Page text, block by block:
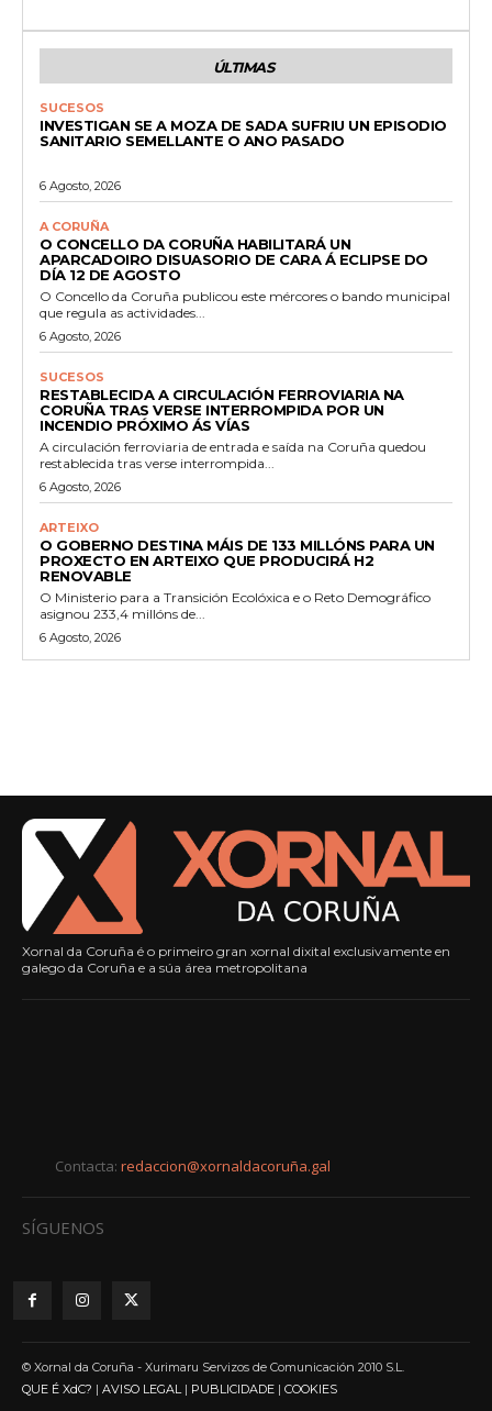
ÚLTIMAS
SUCESOS
INVESTIGAN SE A MOZA DE SADA SUFRIU UN EPISODIO
SANITARIO SEMELLANTE O ANO PASADO
6 Agosto, 2026
A CORUÑA
O CONCELLO DA CORUÑA HABILITARÁ UN
APARCADOIRO DISUASORIO DE CARA Á ECLIPSE DO
DÍA 12 DE AGOSTO
O Concello da Coruña publicou este mércores o bando municipal
que regula as actividades...
6 Agosto, 2026
SUCESOS
RESTABLECIDA A CIRCULACIÓN FERROVIARIA NA
CORUÑA TRAS VERSE INTERROMPIDA POR UN
INCENDIO PRÓXIMO ÁS VÍAS
A circulación ferroviaria de entrada e saída na Coruña quedou
restablecida tras verse interrompida...
6 Agosto, 2026
ARTEIXO
O GOBERNO DESTINA MÁIS DE 133 MILLÓNS PARA UN
PROXECTO EN ARTEIXO QUE PRODUCIRÁ H2
RENOVABLE
O Ministerio para a Transición Ecolóxica e o Reto Demográfico
asignou 233,4 millóns de...
6 Agosto, 2026
Xornal da Coruña é o primeiro gran xornal dixital exclusivamente en
galego da Coruña e a súa área metropolitana
Contacta: redaccion@xornaldacoruña.gal
SÍGUENOS
© Xornal da Coruña - Xurimaru Servizos de Comunicación 2010 S.L.
QUE É XdC? | AVISO LEGAL | PUBLICIDADE | COOKIES